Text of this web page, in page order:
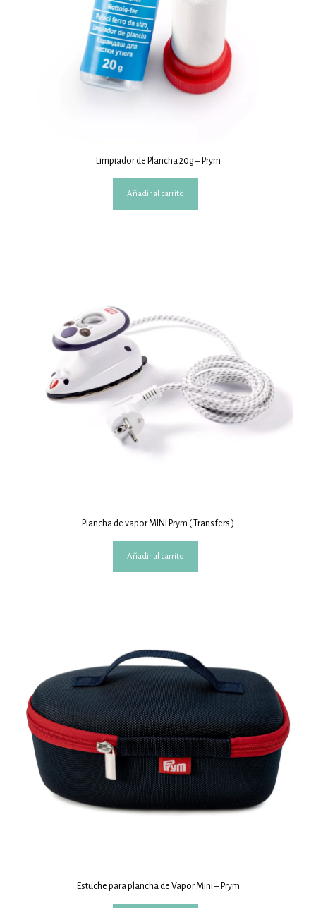
Limpiador de Plancha 20g – Prym
Añadir al carrito
Plancha de vapor MINI Prym ( Transfers )
Añadir al carrito
Estuche para plancha de Vapor Mini – Prym